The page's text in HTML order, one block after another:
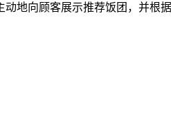
地向顾客展示推荐饭团，并根